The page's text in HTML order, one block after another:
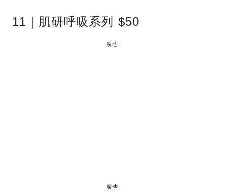
11｜肌研呼吸系列 $50
廣告
廣告